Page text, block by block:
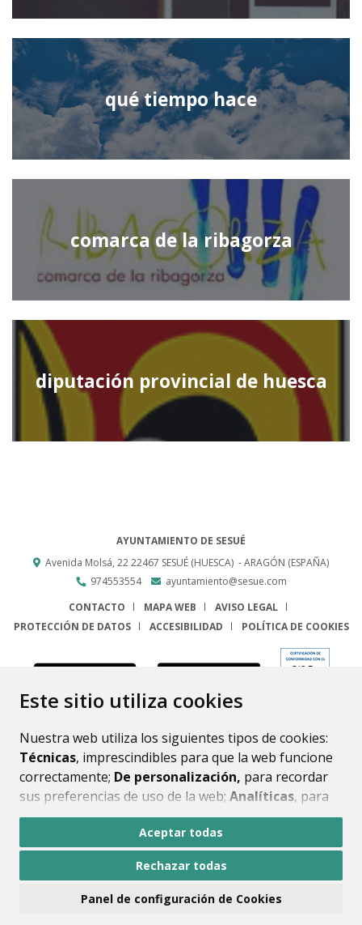
Este sitio utiliza cookies
Nuestra web utiliza los siguientes tipos de cookies:
Técnicas, imprescindibles para que la web funcione
correctamente; De personalización, para recordar
sus preferencias de uso de la web; Analíticas, para
mejorar el funcionamiento de la web y sus servicios.
Si acepta pulsando el botón“Aceptar todas”
consideramos que acepta su uso. Si pulsa el botón
ninguna acción, se guardarán las cookies técnicas
Aceptar todas
Rechazar todas
Panel de configuración de Cookies
qué tiempo hace
comarca de la ribagorza
diputación provincial de huesca
AYUNTAMIENTO DE SESUÉ
Avenida Molsá, 2222467 SESUÉ (HUESCA) - ARAGÓN (ESPAÑA)
974553554
ayuntamiento@sesue.com
CONTACTO
MAPA WEB
AVISO LEGAL
PROTECCIÓN DE DATOS
ACCESIBILIDAD POLÍTICA DE COOKIES